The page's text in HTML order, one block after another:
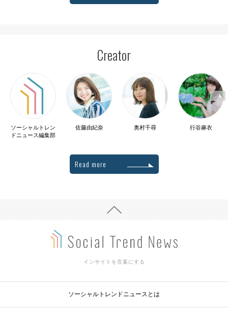
Creator
ソーシャルトレン
ドニュース編集部
佐藤由紀奈 奥村千尋 行谷麻衣
Read more
インサイトを言葉にする
ソーシャルトレンドニュースとは